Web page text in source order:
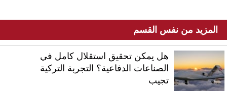
المزيد من نفس القسم
هل يمكن تحقيق استقلال كامل في
الصناعات الدفاعية؟ التجربة التركية
تجيب